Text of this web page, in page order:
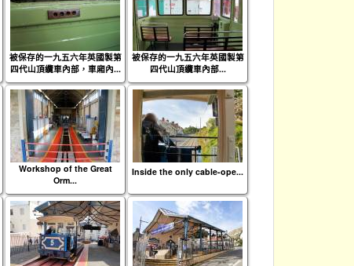
被保存的一九五六年英國製第
四代山頂纜車內部，車廂內...
被保存的一九五六年英國製第
四代山頂纜車內部...
Workshop of the Great
Orm...
Inside the only cable-ope...